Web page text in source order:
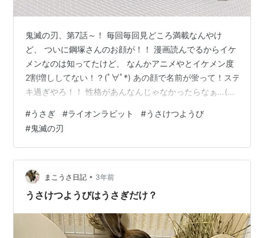
鬼滅の刃、第7話～！ 毎回毎回見どころ満載なんやけ
ど、 ついに鋼塚さんのお顔が！！ 漫画読んでるからイケ
メンなのは知ってたけど、 なんかアニメやとイケメン度
2割増ししてない！？(ﾟ∀ﾟ*) あの顔で名前が蛍って！ステ
キ過ぎやろ！！ 性格があんなんじゃなかったらなぁ…(￣
ぽい人多ない？ 鋼塚さんとか伊之助とかさ… 宇随さんも
嫁には優しいけど他には俺様キャラやしさ(￣ー￣) そし
て～！無一郎くん！！ 自分よりも弱くて何もできない存
在である小鉄くんに、 助けてもらったよ！小鉄くんがん
ばった！！(> <。) これって小鉄くんを見捨てずに助けて
いたか…
#うさぎ #ライオンラビット #うさけつようび
#鬼滅の刃
まこうさ日記 • 3年前
うさけつようびはうさぎだけ？